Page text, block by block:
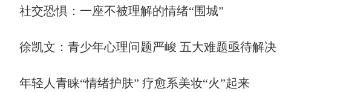
社交恐惧：一座不被理解的情绪“围城”
徐凯文：青少年心理问题严峻 五大难题亟待解决
年轻人青睐“情绪护肤” 疗愈系美妆“火”起来